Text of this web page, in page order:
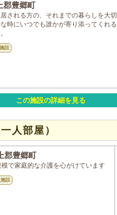
郡豊郷町
される方の、それまでの暮らしを大
時にいつでも誰かが寄り添ってくれ
設
この施設の詳細を見る
人部屋）
郡豊郷町
模で家庭的な介護を心がけています
設